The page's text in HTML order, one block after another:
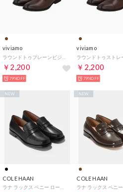
viviamo
￥2,200
79%OFF
viviamo
￥2,200
79%OFF
COLE HAAN
NEW
COLE HAAN
NEW